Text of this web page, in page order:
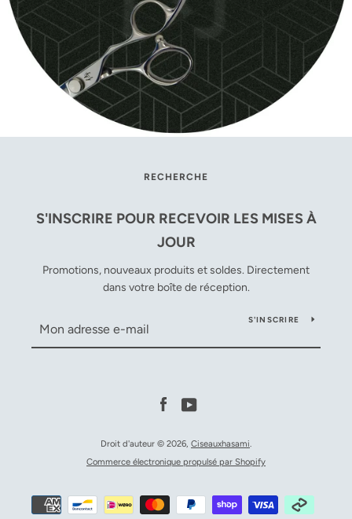
RECHERCHE
S'INSCRIRE POUR RECEVOIR LES MISES À
JOUR
Promotions, nouveaux produits et soldes. Directement
dans votre boîte de réception.
S'INSCRIRE
FacebookYouTube
Droit d'auteur © 2026, Ciseauxhasami.
Commerce électronique propulsé par Shopify
Icônes